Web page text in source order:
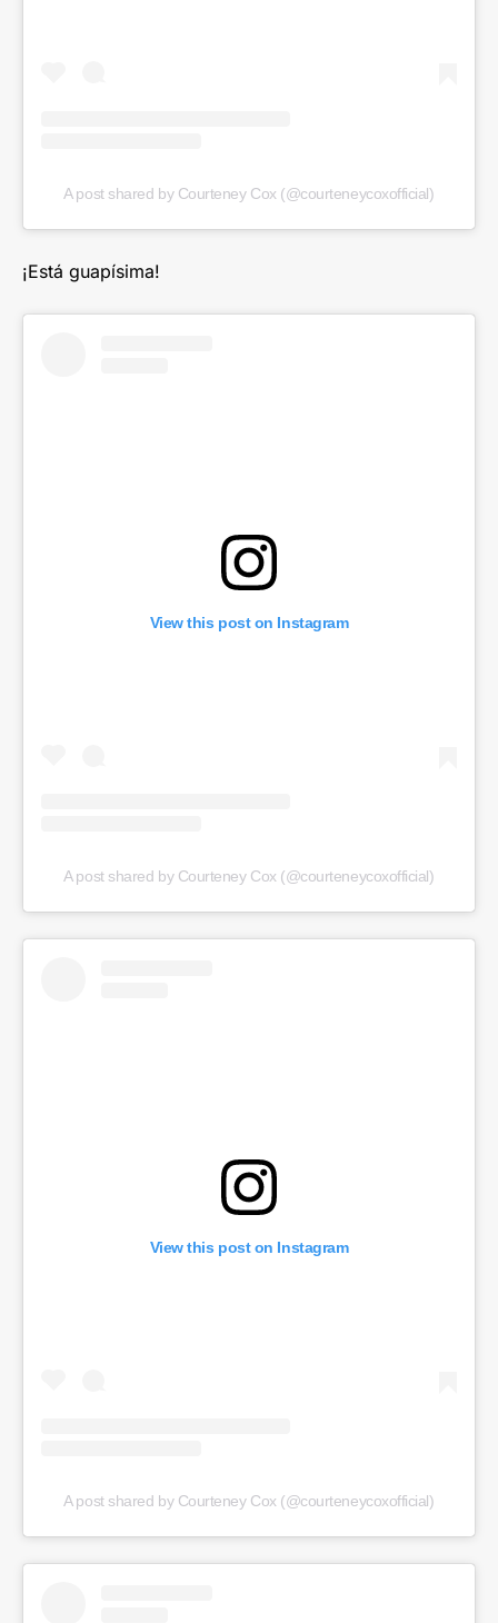
A post shared by Courteney Cox (@courteneycoxofficial)
¡Está guapísima!
View this post on Instagram
A post shared by Courteney Cox (@courteneycoxofficial)
View this post on Instagram
A post shared by Courteney Cox (@courteneycoxofficial)